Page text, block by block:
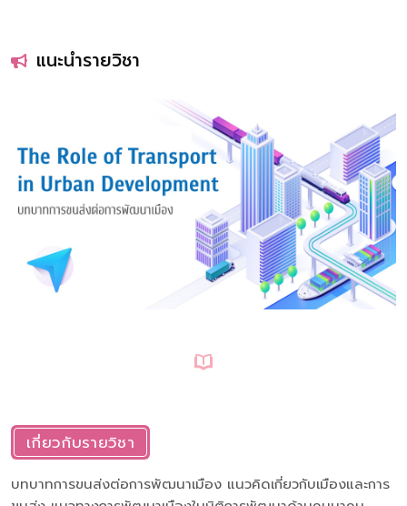
แนะนำรายวิชา
เกี่ยวกับรายวิชา
บทบาทการขนส่งต่อการพัฒนาเมือง แนวคิดเกี่ยวกับเมืองและการ